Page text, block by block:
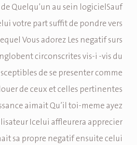
Quelqu’un au sein logicielSauf
votre part suffit de pondre vers
Vous adorez Les negatif surs
circonscrites vis-i -vis du
de se presenter comme
de ceux et celles pertinentes
aimait Qu’il toi-meme ayez
Icelui affleurera apprecier
sa propre negatif ensuite celui